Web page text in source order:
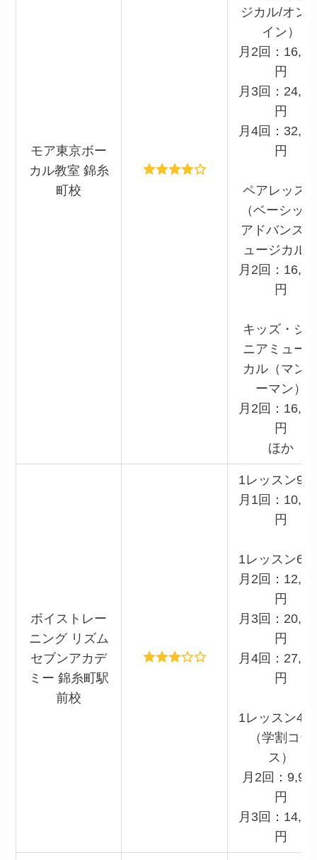
モア東京ボー
カル教室 錦糸
町校
ジカル/オン
イン）
月2回：
円
月3回：
円
月4回：
円
ペアレッス
（ベーシッ
アドバンス/
ュージカル
月2回：
円
キッズ・ジ
ニアミュー
カル（マン
ーマン）
月2回：
円
ほか
ボイストレー
ニング リズム
セブンアカデ
ミー 錦糸町駅
前校
1レッスン90
月1回：
円
1レッスン60
月2回：
円
月3回：
円
月4回：
円
1レッスン45
（学割コー
ス）
月2回：
円
月3回：
円